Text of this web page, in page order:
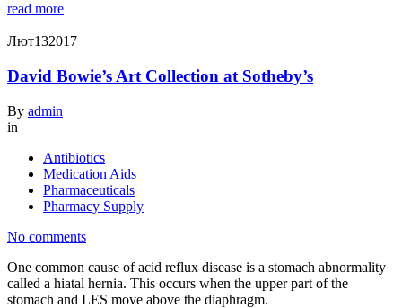
read more
Лют132017
David Bowie’s Art Collection at Sotheby’s
By admin
in
Antibiotics
Medication Aids
Pharmaceuticals
Pharmacy Supply
No comments
One common cause of acid reflux disease is a stomach abnormality
called a hiatal hernia. This occurs when the upper part of the
stomach and LES move above the diaphragm.